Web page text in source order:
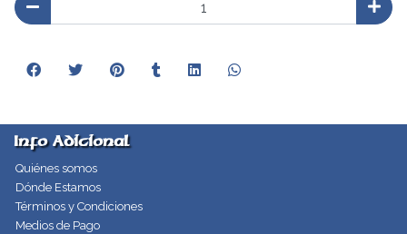
Info Adicional
Quiénes somos
Dónde Estamos
Términos y Condiciones
Medios de Pago